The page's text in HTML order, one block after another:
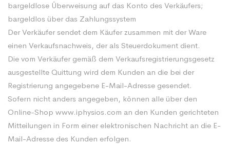
bargeldlose Überweisung auf das Konto des Verkäufers;
bargeldlos über das Zahlungssystem
Der Verkäufer sendet dem Käufer zusammen mit der Ware
einen Verkaufsnachweis, der als Steuerdokument dient.
Die vom Verkäufer gemäß dem Verkaufsregistrierungsgesetz
ausgestellte Quittung wird dem Kunden an die bei der
Registrierung angegebene E-Mail-Adresse gesendet.
Sofern nicht anders angegeben, können alle über den
Online-Shop www.iphysios.com an den Kunden gerichteten
Mitteilungen in Form einer elektronischen Nachricht an die E-
Mail-Adresse des Kunden erfolgen.